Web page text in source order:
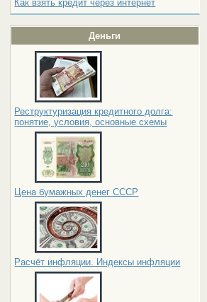
Как взять кредит через интернет
Деньги
Реструктуризация кредитного долга:
понятие, условия, основные схемы
Цена бумажных денег СССР
Расчёт инфляции. Индексы инфляции